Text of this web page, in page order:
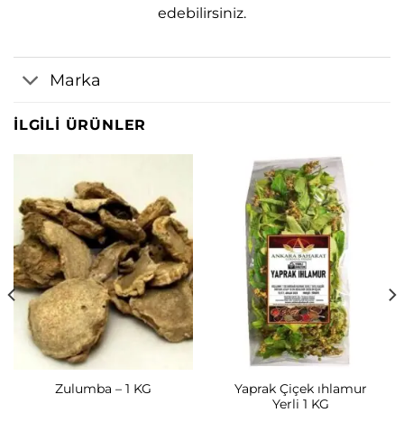
edebilirsiniz.
Marka
İLGILI ÜRÜNLER
Zulumba – 1 KG
Yaprak Çiçek ıhlamur
Yerli 1 KG